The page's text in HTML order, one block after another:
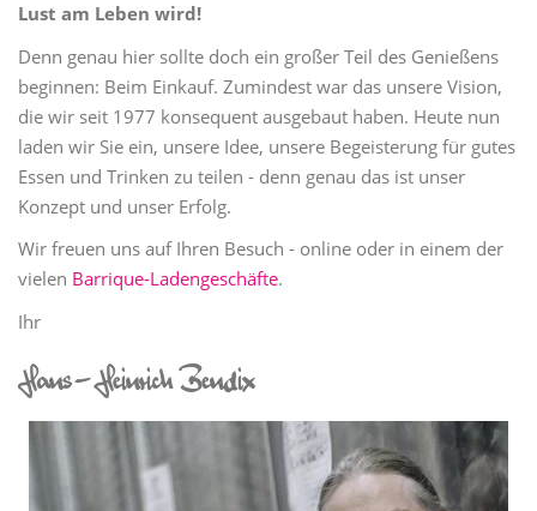
Lust am Leben wird!
Denn genau hier sollte doch ein großer Teil des Genießens
beginnen: Beim Einkauf. Zumindest war das unsere Vision,
die wir seit 1977 konsequent ausgebaut haben. Heute nun
laden wir Sie ein, unsere Idee, unsere Begeisterung für gutes
Essen und Trinken zu teilen - denn genau das ist unser
Konzept und unser Erfolg.
Wir freuen uns auf Ihren Besuch - online oder in einem der
vielen Barrique-Ladengeschäfte.
Ihr
Hans-Heinrich Bendix